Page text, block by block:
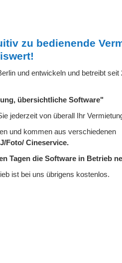
zu bedienende
und entwickeln und betreibt
übersichtliche Software"
jederzeit von überall Ihr
und kommen aus verschiedenen
Foto/ Cineservice.
Tagen die Software in Betrieb
ist bei uns übrigens kostenlos.